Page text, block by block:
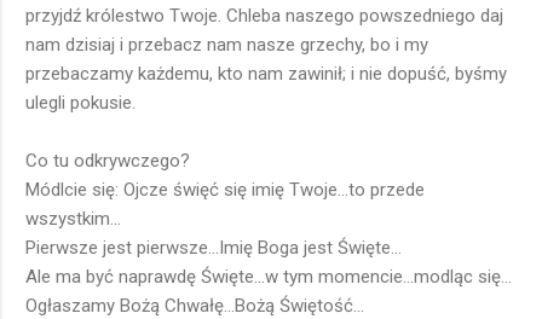
przyjdź królestwo Twoje. Chleba naszego powszedniego daj
nam dzisiaj i przebacz nam nasze grzechy, bo i my
przebaczamy każdemu, kto nam zawinił; i nie dopuść, byśmy
ulegli pokusie.
Co tu odkrywczego?
Módlcie się: Ojcze święć się imię Twoje...to przede
wszystkim...
Pierwsze jest pierwsze...Imię Boga jest Święte...
Ale ma być naprawdę Święte...w tym momencie...modląc się...
Ogłaszamy Bożą Chwałę...Bożą Świętość...